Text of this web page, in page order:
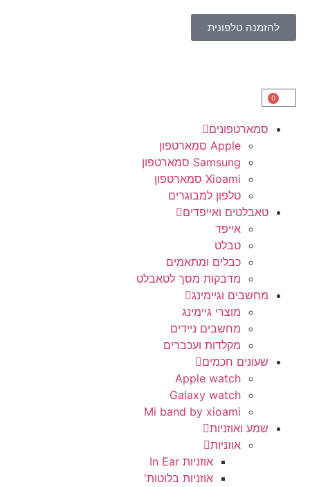
0
להזמנה טלפונית
סמארטפונים
Apple סמארטפון
Samsung סמארטפון
Xioami סמארטפון
טלפון למבוגרים
טאבלטים ואייפדים
אייפד
טבלט
כבלים ומתאמים
מדבקות מסך לטאבלט
מחשבים וגיימינג
מוצרי גיימינג
מחשבים ניידים
מקלדות ועכברים
שעונים חכמים
Apple watch
Galaxy watch
Mi band by xioami
שמע ואוזניות
אוזניות
אוזניות In Ear
אוזניות בלוטות'